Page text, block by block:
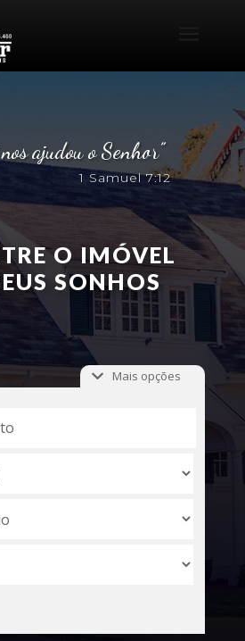
ajudou o Senhor”
1 Samuel 7:12
O IMÓVEL
SONHOS
Mais opções